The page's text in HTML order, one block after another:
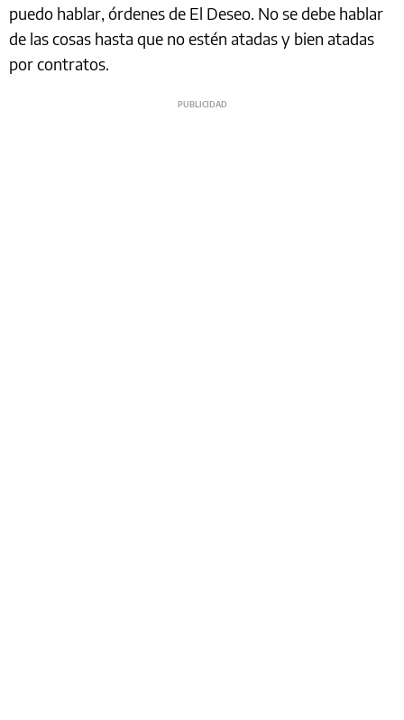
puedo hablar, órdenes de El Deseo. No se debe hablar
de las cosas hasta que no estén atadas y bien atadas
por contratos.